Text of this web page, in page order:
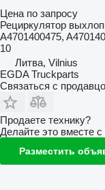
Цена по запросу
Рециркулятор
A4701400475,
10
Литва, Vilnius
EGDA Truckparts
Связаться с
Продаете технику?
Делайте это вместе с
Разместить